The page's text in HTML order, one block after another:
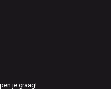
je graag!